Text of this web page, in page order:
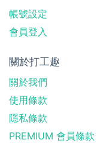
帳號設定
會員登入
關於打工趣
關於我們
使用條款
隱私條款
PREMIUM 會員條款